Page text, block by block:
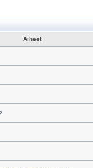
Aiheet